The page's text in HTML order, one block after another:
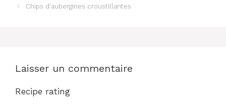
Chips d’aubergines croustillantes
Laisser un commentaire
Recipe rating